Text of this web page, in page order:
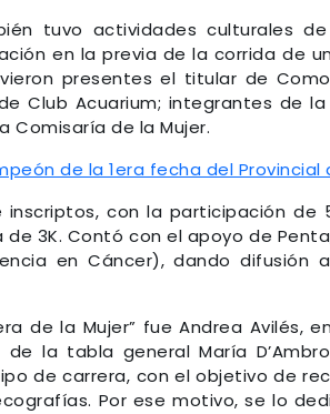
tuvo actividades culturales
en la previa de la corrida de
presentes el titular de
Club Acuarium; integrantes de
Comisaría de la Mujer.
de la 1era fecha del Provincial
con la participación de
3K. Contó con el apoyo de Penta,
en Cáncer), dando difusión
de la Mujer” fue Andrea Avilés,
la tabla general María
de carrera, con el objetivo de
Por ese motivo, se lo